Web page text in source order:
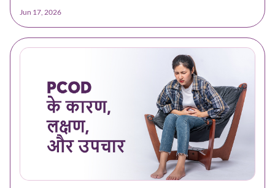
Jun 17, 2026